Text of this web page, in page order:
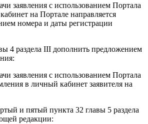
заявления с использованиемПортала
на Портале направляется
номера и даты регистрации
4 раздела III дополнить предложением
заявления с использованиемПортала
в личный кабинет заявителя на
и пятый пункта 32 главы 5 раздела
редакции: